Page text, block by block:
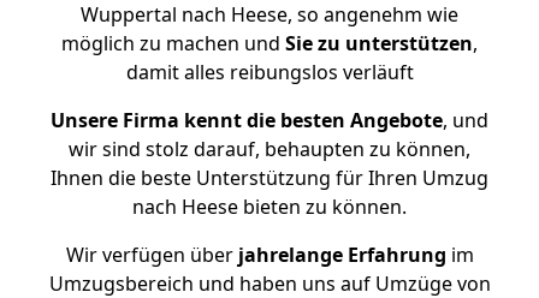
Wuppertal nach Heese, so angenehm wie
möglich zu machen und Sie zu unterstützen,
damit alles reibungslos verläuft
Unsere Firma kennt die besten Angebote, und
wir sind stolz darauf, behaupten zu können,
Ihnen die beste Unterstützung für Ihren Umzug
nach Heese bieten zu können.
Wir verfügen überjahrelange Erfahrung im
Umzugsbereich und haben uns auf Umzüge von